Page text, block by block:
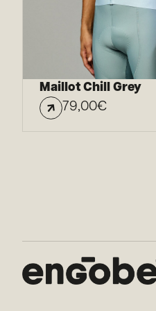
Maillot Chill Grey
79,00€